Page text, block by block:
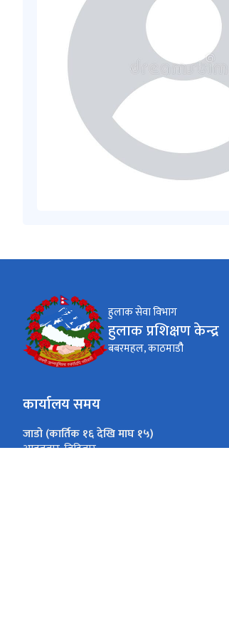
हुलाक सेवा विभाग
हुलाक प्रशिक्षण केन्द्र
बबरमहल, काठमाडौै
कार्यालय समय
जाडो (कार्तिक १६ देखि माघ १५)
आइतबार-बिहिबार